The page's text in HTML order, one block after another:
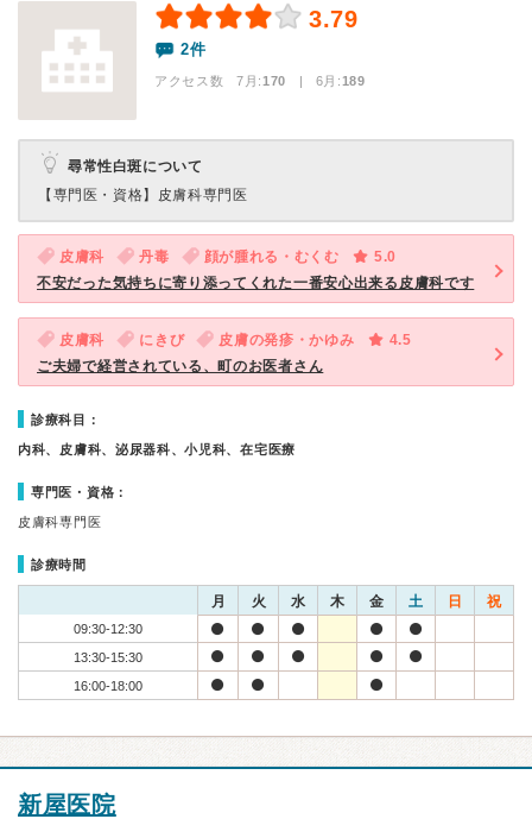
3.79
2件
アクセス数 7月:170 | 6月:189
尋常性白斑について
【専門医・資格】 皮膚科専門医
皮膚科 丹毒 顔が腫れる・むくむ
5.0
不安だった気持ちに寄り添ってくれた一番安心出来る皮膚科です
皮膚科 にきび 皮膚の発疹・かゆみ
4.5
ご夫婦で経営されている、町のお医者さん
診療科目：
内科、皮膚科、泌尿器科、小児科、在宅医療
専門医・資格：
皮膚科専門医
診療時間
月 火 水 木 金 土 日 祝
09:30-12:30
13:30-15:30
16:00-18:00
新屋医院